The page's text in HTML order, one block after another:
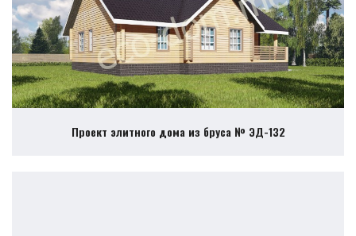
Проект элитного дома из бруса № ЭД-132